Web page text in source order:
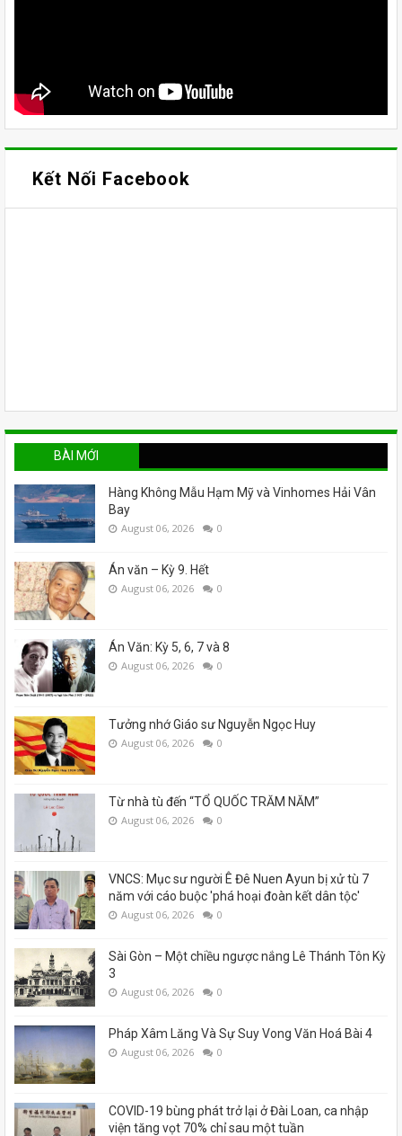
Kết Nối Facebook
BÀI MỚI
Hàng Không Mẫu Hạm Mỹ và Vinhomes Hải Vân
Bay
August 06, 2026 0
Án văn – Kỳ 9. Hết
August 06, 2026 0
Án Văn: Kỳ 5, 6, 7 và 8
August 06, 2026 0
Tưởng nhớ Giáo sư Nguyễn Ngọc Huy
August 06, 2026 0
Từ nhà tù đến “TỔ QUỐC TRĂM NĂM”
August 06, 2026 0
VNCS: Mục sư người Ê Đê Nuen Ayun bị xử tù 7
năm với cáo buộc 'phá hoại đoàn kết dân tộc'
August 06, 2026 0
Sài Gòn – Một chiều ngược nắng Lê Thánh Tôn Kỳ
3
August 06, 2026 0
Pháp Xâm Lăng Và Sự Suy Vong Văn Hoá Bài 4
August 06, 2026 0
COVID-19 bùng phát trở lại ở Đài Loan, ca nhập
viện tăng vọt 70% chỉ sau một tuần